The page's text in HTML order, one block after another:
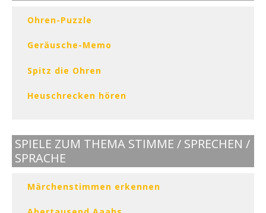
Ohren-Puzzle
Geräusche-Memo
Spitz die Ohren
Heuschrecken hören
SPIELE ZUM THEMA STIMME / SPRECHEN /
SPRACHE
Märchenstimmen erkennen